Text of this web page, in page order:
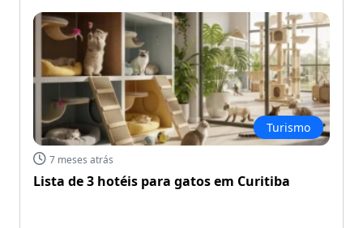
Turismo
7 meses atrás
Lista de 3 hotéis para gatos em Curitiba